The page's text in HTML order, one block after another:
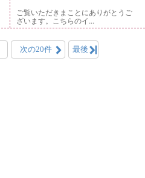
ご覧いただきまことにありがとうご
ざいます。こちらのイ...
次の20件 最後